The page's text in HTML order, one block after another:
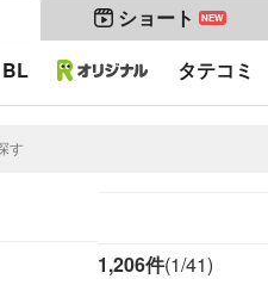
ショート NEW
BL タテコミ
1,206件(1/41)